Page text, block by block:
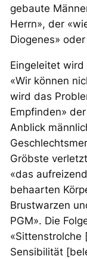
gebaute
Herrn», der
Diogenes»
Eingeleitet
«Wir können
wird das
Empfinden»
Anblick
Gröbste
«das
behaarten
Brustwarzen
PGM». Die
«Sittenstrolche
Sensibilität